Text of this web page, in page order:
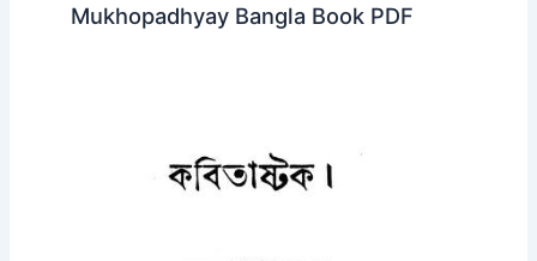
Mukhopadhyay Bangla Book PDF